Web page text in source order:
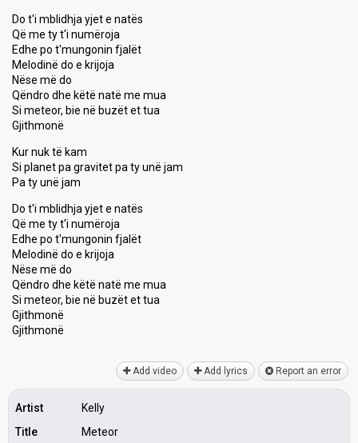
Do t'i mblidhja yjet e natës
Që me ty t'i numëroja
Edhe po t'mungonin fjalët
Melodinë do e krijoja
Nëse më do
Qëndro dhe këtë natë me mua
Si meteor, bie në buzët et tua
Gjithmonë
Kur nuk të kam
Si planet pa gravitet pa ty unë jam
Pa ty unë jam
Do t'i mblidhja yjet e natës
Që me ty t'i numëroja
Edhe po t'mungonin fjalët
Melodinë do e krijoja
Nëѕe më do
Qëndro dhe këtë natë me mua
Si meteor, bie në buzët et tuа
Gjithmonë
Gjithmonë
Add video Add lyrics Report an error
Artist
Kelly
Title
Meteor